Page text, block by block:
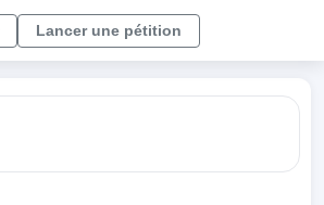
Lancer une pétition